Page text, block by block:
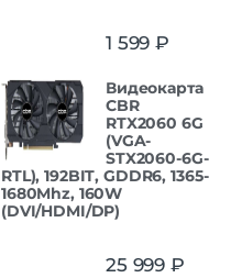
1 599 ₽
Видеокарта
CBR
RTX2060 6G
(VGA-
STX2060-6G-
RTL), 192BIT, GDDR6, 1365-
1680Mhz, 160W
(DVI/HDMI/DP)
25 999 ₽